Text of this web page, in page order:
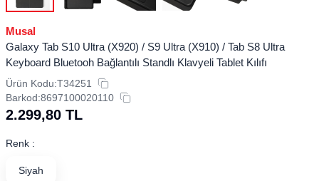
Musal
Galaxy Tab S10 Ultra (X920) / S9 Ultra (X910) / Tab S8 Ultra
Keyboard Bluetooh Bağlantılı Standlı Klavyeli Tablet Kılıfı
Ürün Kodu:T34251
Barkod:8697100020110
2.299,80 TL
Renk :
Siyah